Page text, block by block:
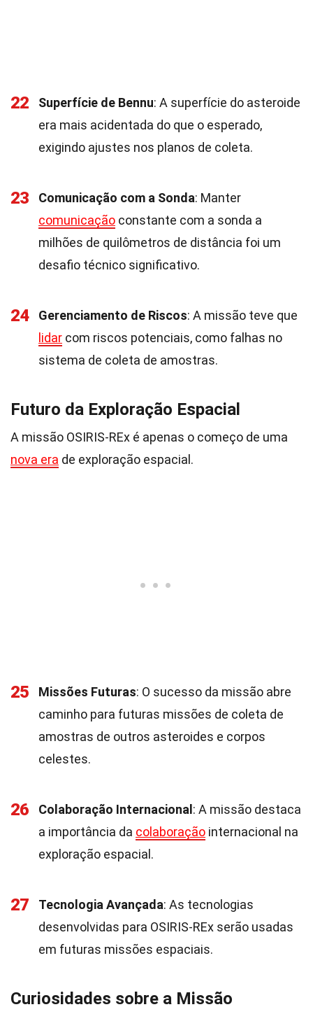
22 Superfície de Bennu: A superfície do asteroide
era mais acidentada do que o esperado,
exigindo ajustes nos planos de coleta.
23 Comunicação com a Sonda: Manter
comunicação constante com a sonda a
milhões de quilômetros de distância foi um
desafio técnico significativo.
24 Gerenciamento de Riscos: A missão teve que
lidar com riscos potenciais, como falhas no
sistema de coleta de amostras.
Futuro da Exploração Espacial
A missão OSIRIS-REx é apenas o começo de uma
nova era de exploração espacial.
25 Missões Futuras: O sucesso da missão abre
caminho para futuras missões de coleta de
amostras de outros asteroides e corpos
celestes.
26 Colaboração Internacional : A missão destaca
a importância da colaboração internacional na
exploração espacial.
27 Tecnologia Avançada: As tecnologias
desenvolvidas para OSIRIS-REx serão usadas
em futuras missões espaciais.
Curiosidades sobre a Missão